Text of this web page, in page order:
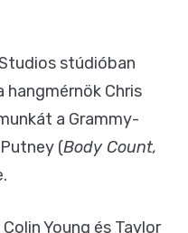
stúdióban
hangmérnök Chris
a Grammy-
(Body Count,
Colin Young és Taylor